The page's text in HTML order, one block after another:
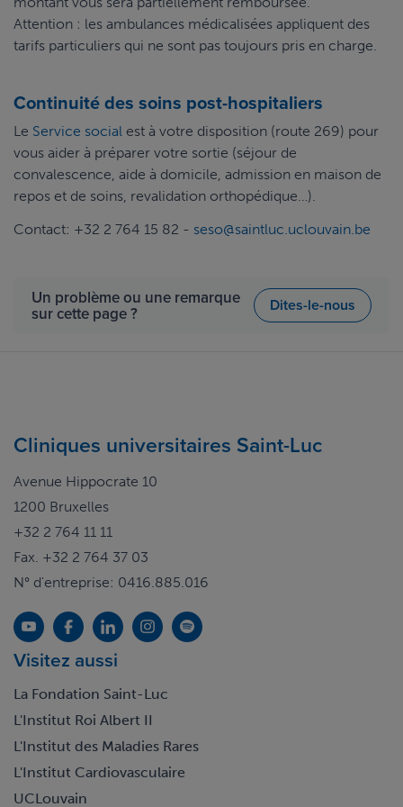
Attention : les ambulances médicalisées appliquent des
tarifs particuliers qui ne sont pas toujours pris en charge.
Continuité des soins post-hospitaliers
Le Service social est à votre disposition (route 269) pour
vous aider à préparer votre sortie (séjour de
convalescence, aide à domicile, admission en maison de
repos et de soins, revalidation orthopédique…).
Contact: +32 2 764 15 82 - seso@saintluc.uclouvain.be
Un problème ou une remarque
sur cette page ? Dites-le-nous
Cliniques universitaires Saint-Luc
Avenue Hippocrate 10
1200 Bruxelles
+32 2 764 11 11
Fax. +32 2 764 37 03
N° d'entreprise: 0416.885.016
Visitez aussi
La Fondation Saint-Luc
L'Institut Roi Albert II
L'Institut des Maladies Rares
L'Institut Cardiovasculaire
UCLouvain